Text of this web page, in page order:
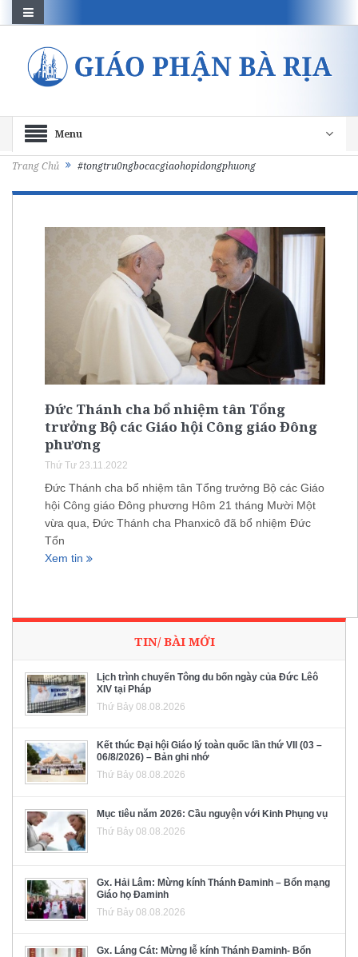
Menu
Trang Chủ #tongtru0ngbocacgiaohopidongphuong
Đức Thánh cha bổ nhiệm tân Tổng
trưởng Bộ các Giáo hội Công giáo Đông
phương
Thứ Tư 23.11.2022
Đức Thánh cha bổ nhiệm tân Tổng trưởng Bộ các Giáo
hội Công giáo Đông phương Hôm 21 tháng Mười Một
vừa qua, Đức Thánh cha Phanxicô đã bổ nhiệm Đức
Tổn
Xem tin
TIN/ BÀI MỚI
Lịch trình chuyến Tông du bốn ngày của Đức Lêô
XIV tại Pháp
Thứ Bảy 08.08.2026
Kết thúc Đại hội Giáo lý toàn quốc lần thứ VII (03 –
06/8/2026) – Bản ghi nhớ
Thứ Bảy 08.08.2026
Mục tiêu năm 2026: Cầu nguyện với Kinh Phụng vụ
Thứ Bảy 08.08.2026
Gx. Hải Lâm: Mừng kính Thánh Đaminh – Bổn mạng
Giáo họ Đaminh
Thứ Bảy 08.08.2026
Gx. Láng Cát: Mừng lễ kính Thánh Đaminh- Bổn